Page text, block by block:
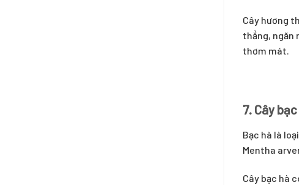
Cây hương
thẳng, ngăn
thơm mát.
7. Cây
Bạc hà là
Mentha
Cây bạc hà